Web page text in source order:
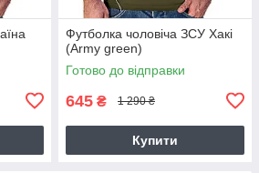
Футболка чоловіча ЗСУ Хакі
(Army green)
Готово до відправки
645 ₴ 1 290 ₴
Купити